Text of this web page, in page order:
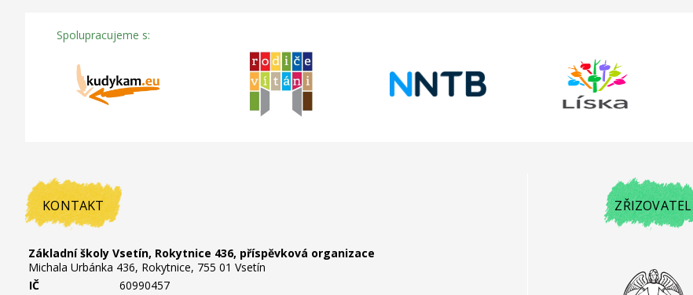
Spolupracujeme s:
KONTAKT
Základní školy Vsetín, Rokytnice 436, příspěvková organizace
Michala Urbánka 436, Rokytnice, 755 01 Vsetín
IČ
60990457
ZŘIZOVATEL